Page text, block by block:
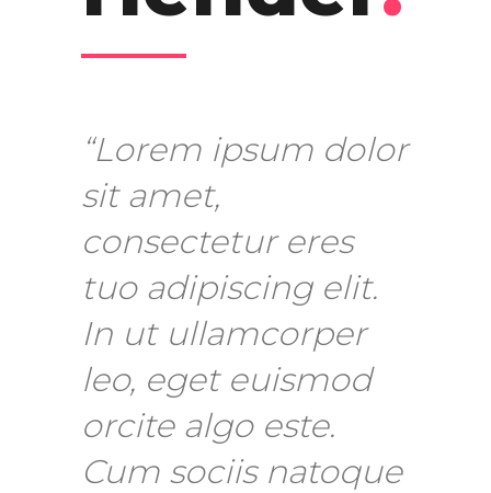
“Lorem ipsum dolor
sit amet,
consectetur eres
tuo adipiscing elit.
In ut ullamcorper
leo, eget euismod
orcite algo este.
Cum sociis natoque